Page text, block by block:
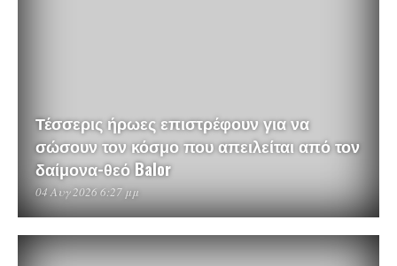
Τέσσερις ήρωες επιστρέφουν για να
σώσουν τον κόσμο που απειλείται από τον
δαίμονα-θεό Balor
04 Αυγ 2026 6:27 μμ